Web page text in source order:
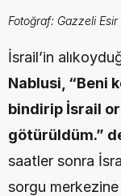
Fotoğraf: Gazzeli
İsrail’in
Nablusi, “Beni
bindirip İsrail
götürüldüm.”
saatler sonra
sorgu